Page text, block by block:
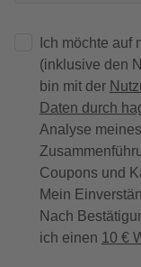
Ich möchte auf
(inklusive den
bin mit der
Daten durch
Analyse
Coupons und
Mein
Nach
ich einen 10 €